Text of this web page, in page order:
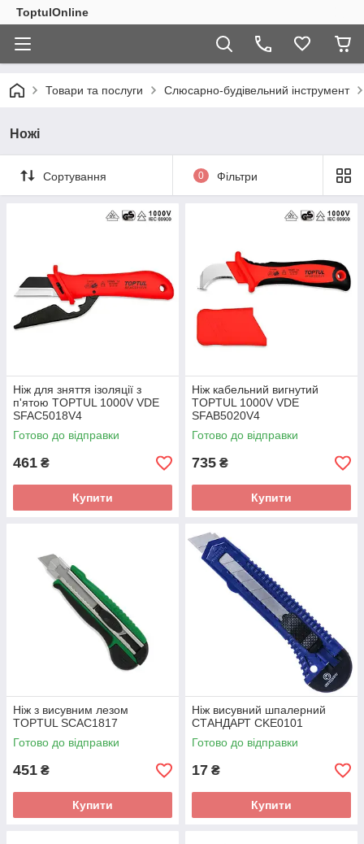
ToptulOnline
Товари та послуги Слюсарно-будівельний інструмент
Ножі
Сортування 0 Фільтри
Ніж для зняття ізоляції з
п'ятою TOPTUL 1000V VDE
SFAC5018V4
Готово до відправки
461 ₴
Купити
Ніж кабельний вигнутий
TOPTUL 1000V VDE
SFAB5020V4
Готово до відправки
735 ₴
Купити
Ніж з висувним лезом
TOPTUL SCAC1817
Готово до відправки
451 ₴
Купити
Ніж висувний шпалерний
СТАНДАРТ CKE0101
Готово до відправки
17 ₴
Купити